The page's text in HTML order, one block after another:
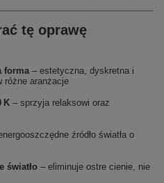
tę oprawę
forma– estetyczna, dyskretna i
różne aranżacje
K – sprzyja relaksowi oraz
źródło światła o
światło – eliminuje ostre cienie, nie